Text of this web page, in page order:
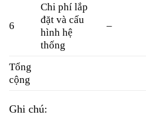
6
Chi phí lắp
đặt và cấu
hình hệ
thống
–
Tổng
cộng
Ghi chú: